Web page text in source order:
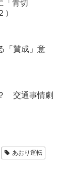
「青切
「賛成」意
交通事情劇
あおり運転